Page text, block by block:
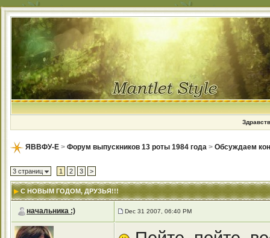
ЯВВФУ-Е > Форум выпускников 13 роты 1984 года > Обсуждаем
3 страниц 1 2 3 >
С НОВЫМ ГОДОМ, ДРУЗЬЯ!!!
начальника :) Dec 31 2007, 06:40 PM